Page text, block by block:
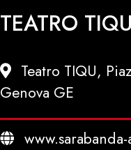
TEATRO TIQU
Teatro TIQU,
Genova GE